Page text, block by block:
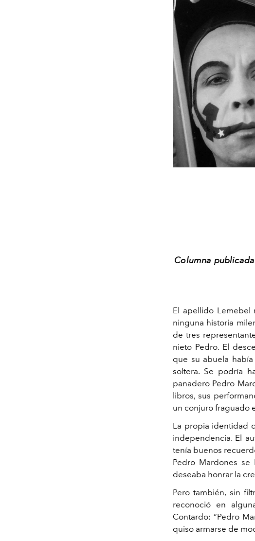
Columna
El apellido Lemebel
ninguna historia
de tres represen
nieto Pedro. El
que su abuela
soltera. Se podría
panadero Pedro
libros, sus
un conjuro fraguado
La propia identidad
independencia. El
tenía buenos
Pedro Mardones
deseaba honrar la
Pero también, sin
reconoció en
Contardo: “Pedro
quiso armarse de